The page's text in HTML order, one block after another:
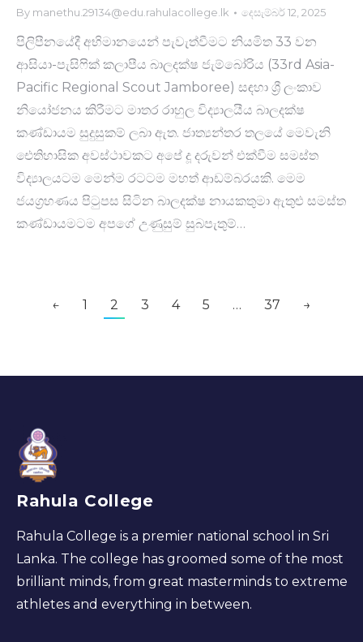
By manethu.29134@edu.rahulacollege.lk දෙසැම්බර් 12, 2025
පිලිපීනයේදී අභිමානයෙන් පැවැත්වීමට නියමිත 33 වන
ආසියා-පැසිෆික් කලාපීය බාලදක්ෂ ජැම්බෝරිය (33rd Asia-
Pacific Regional Scout Jamboree) සඳහා ශ්‍රී ලංකාව
නියෝජනය කිරීමට මාතර රාහුල විද්‍යාලයීය බාලදක්ෂ
කණ්ඩායම සුදුසුකම් ලබා ඇත. ජාත්‍යන්තර තලයේ මෙවැනි
ඓතිහාසික අවස්ථාවකට අපේ දූ දරුවන් එක්වීම සමස්ත
විද්‍යාලයටම මෙන්ම රටටම මහත් ආඩම්බරයකි. මෙම
ජයග්‍රහණය පිටුපස සිටින බාලදක්ෂ නායකතුමා ඇතුළු සමස්ත
කණ්ඩායමටම අපගේ උණුසුම් සුබපැතුම්…
← 1 2 3 4 5 … 37 →
Rahula College
Rahula College is a premier national school in Sri
Lanka. The college has groomed some of the most
brilliant minds, from great masterminds to extreme
athletes and everything in between.